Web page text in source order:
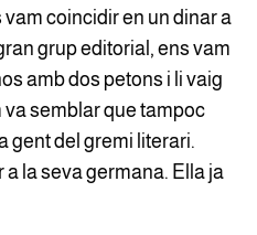
coincidir en un dinar a
grup editorial, ens vam
amb dos petons i li vaig
semblar que tampoc
gent del gremi literari.
a la seva germana. Ella ja